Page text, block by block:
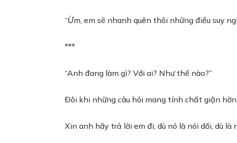
“Ừm, em sẽ nhanh quên thôi những điều suy
***
“Anh đang làm gì? Với ai? Như thế nào?”
Đôi khi những câu hỏi mang tính chất giận
Xin anh hãy trả lời em đi, dù nó là nói dối, dù